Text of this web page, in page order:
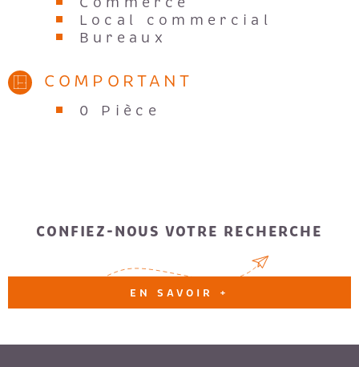
Local commercial
Bureaux
COMPORTANT
0 Pièce
CONFIEZ-NOUS VOTRE RECHERCHE
EN SAVOIR +